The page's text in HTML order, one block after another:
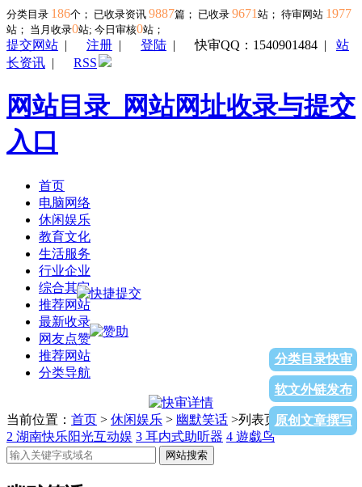
分类目录 186个； 已收录资讯 9887篇； 已收录 9671 站； 待审网站 1977
站； 当月收录0站; 今日审核0站；
提交网站 | 注册 | 登陆 |快审QQ：1540901484 | 站
长资讯 | RSS
网站目录_网站网址收录与提交
入口
首页
电脑网络
休闲娱乐
教育文化
生活服务
行业企业
综合其它
推荐网站
最新收录
网友点赞
推荐网站
分类导航
分类目录快审
软文外链发布
原创文章撰写
当前位置： 首页 > 休闲娱乐 > 幽默笑话 >列表页面1元尊小说
2 湖南快乐阳光互动娱 3 耳内式助听器 4 遊戱鸟
网站搜索